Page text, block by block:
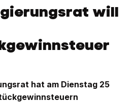
will
hat am Dienstag 25